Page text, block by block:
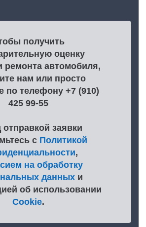
получить
оценку
ремонта автомобиля,
нам или просто
по телефону +7 (910)
425 99-55
отправкой заявки
с Политикой
,
на обработку
данныхи
об использовании
Cookie.